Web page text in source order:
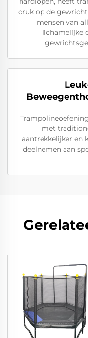
druk op de
mensen van
lichamelijke
met
aantrekkelijker en
deelnemen aan